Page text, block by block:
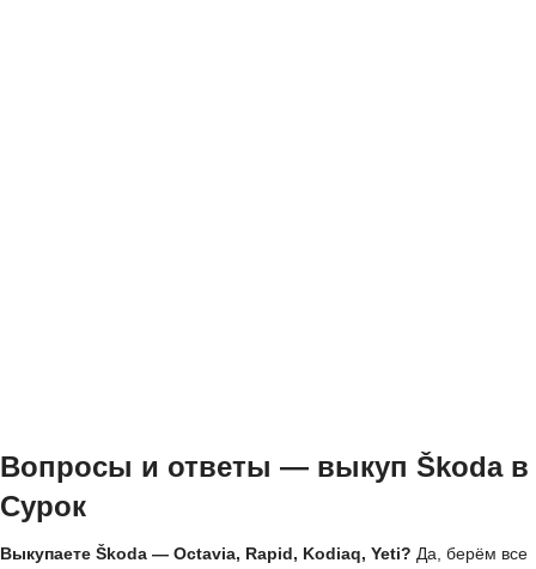
Вопросы и ответы — выкуп Škoda в
Сурок
Выкупаете Škoda — Octavia, Rapid, Kodiaq, Yeti? Да, берём все